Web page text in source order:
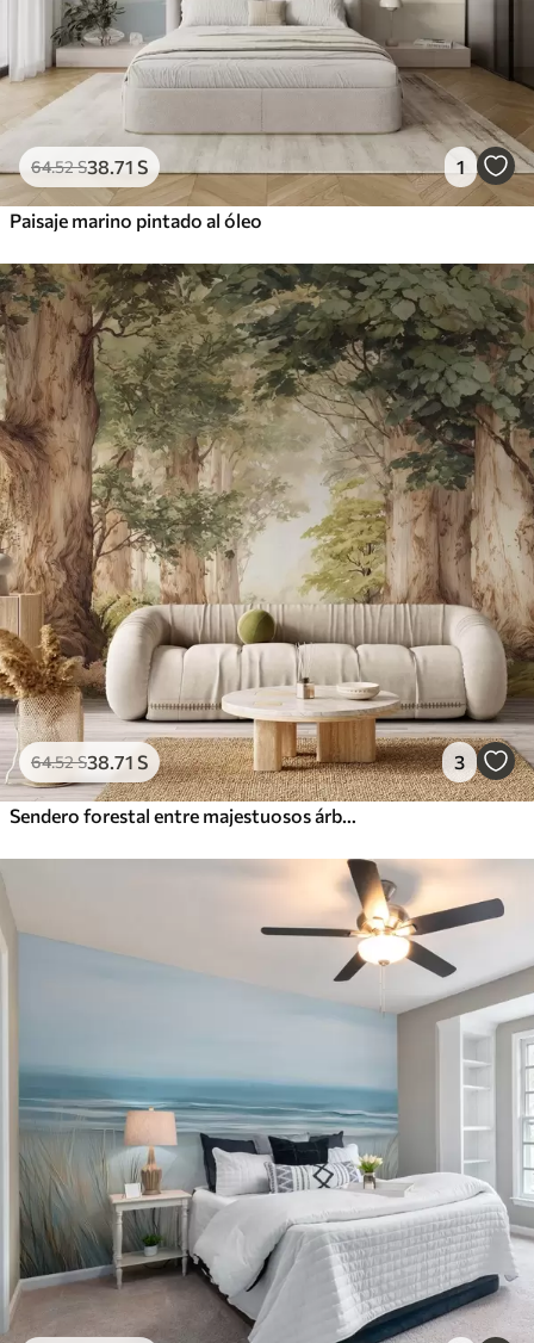
64.52S38 .71 S 1
Paisaje marino pintado al óleo
64.52S38 .71 S 3